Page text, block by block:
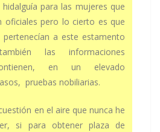
para las mujeres que
oficiales pero lo cierto es que
a este estamento
las informaciones
en un elevado
pruebas nobiliarias.
en el aire que nunca he
si para obtener plaza de